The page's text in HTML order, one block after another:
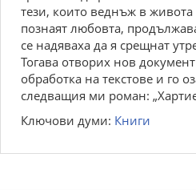
тези, които веднъж в
познаят любовта,
се надяваха да я срещнат
Тогава отворих нов
обработка на текстове и го
следващия ми роман:
Ключови думи: Книги